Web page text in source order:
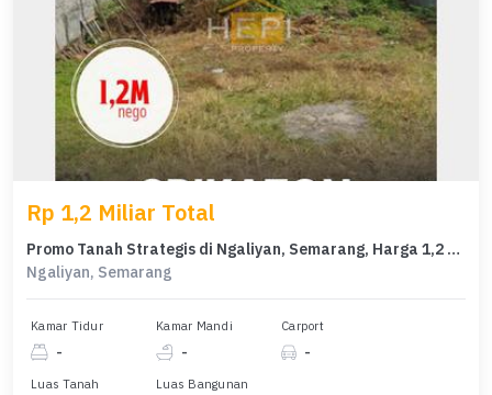
Rp 1,2 Miliar Total
Promo Tanah Strategis di Ngaliyan, Semarang, Harga 1,2 Miliar
Ngaliyan, Semarang
Kamar Tidur
-
Kamar Mandi
-
Carport
-
Luas Tanah Luas Bangunan